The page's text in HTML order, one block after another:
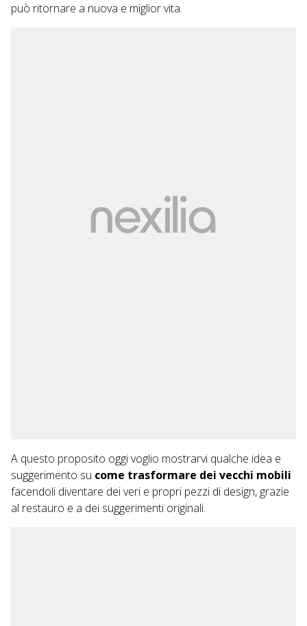
può ritornare a nuova e miglior vita.
A questo proposito oggi voglio mostrarvi qualche idea e
suggerimento su come trasformare dei vecchi mobili
facendoli diventare dei veri e propri pezzi di design, grazie
al restauro e a dei suggerimenti originali.